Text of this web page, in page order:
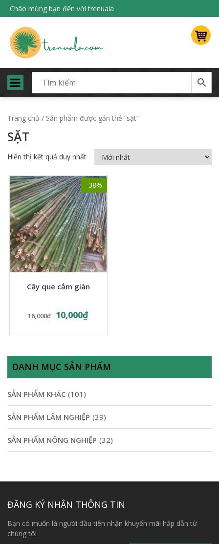
Chào mừng bạn đến với trenuala
Trang chủ / Sản phẩm được gắn thẻ “sặt”
SẶT
Hiển thị kết quả duy nhất
-38%
Cây que cắm giàn
16,000₫ 10,000₫
DANH MỤC SẢN PHẨM
SẢN PHẨM KHÁC (101)
SẢN PHẨM LÂM NGHIỆP (39)
SẢN PHẨM NÔNG NGHIỆP (32)
ĐĂNG KÝ NHẬN THÔNG TIN
Bạn có muốn là người đầu tiên nhận khuyến mãi hấp dẫn từ
chúng tôi